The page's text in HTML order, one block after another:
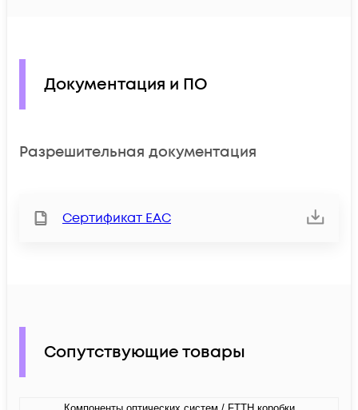
Документация и ПО
Разрешительная документация
Сертификат ЕАС
Сопутствующие товары